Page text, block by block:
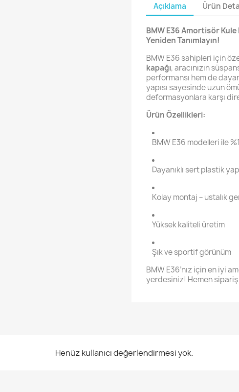
Açıklama Ürün
BMW E36 Amortisör Kule
Yeniden Tanımlayın!
BMW E36 sahipleri için
kapağı, aracınızın
performansı hem de
yapısı sayesinde uzun
deformasyonlara karşı
Ürün Özellikleri:
BMW E36 modelleri ile
Dayanıklı sert plastik
Kolay montaj – ustalık
Yüksek kaliteli üretim
Şık ve sportif görünüm
BMW E36’nız için en iyi
yerdesiniz! Hemen sipariş
Henüz kullanıcı değerlendirmesi yok.